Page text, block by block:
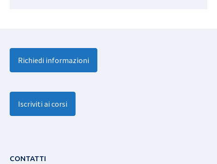
Richiedi informazioni
Iscriviti ai corsi
CONTATTI